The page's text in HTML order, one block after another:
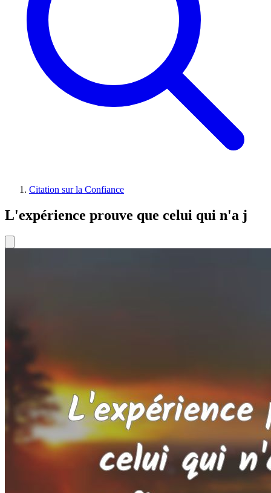
Citation sur la Confiance
L'expérience prouve que celui qui n'a j